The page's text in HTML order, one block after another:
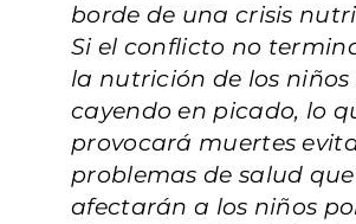
borde de una crisis
Si el conflicto no
la nutrición de los niños
cayendo en picado, lo
provocará muertes
problemas de salud que
afectarán a los niños